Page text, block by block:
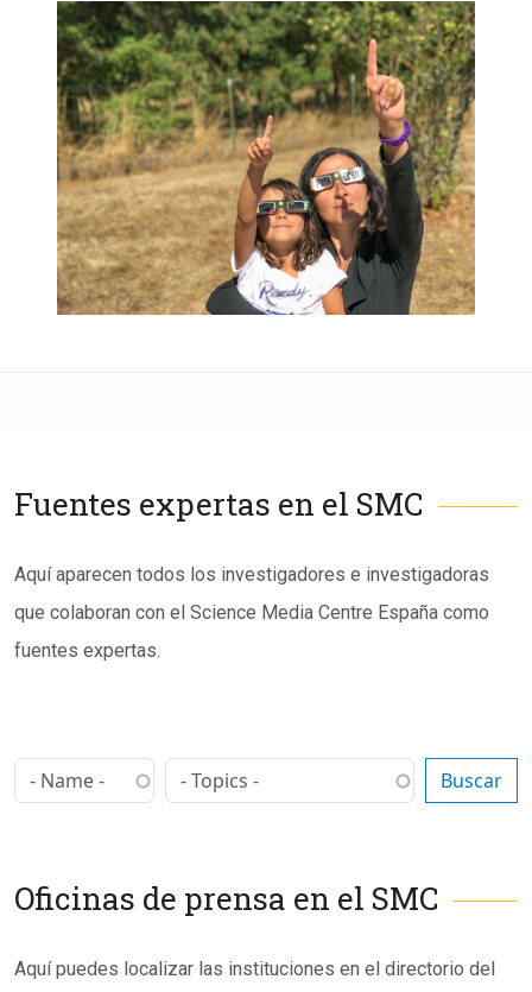
Fuentes expertas en el SMC
Subtítulo
Aquí aparecen todos los investigadores e investigadoras
que colaboran con el Science Media Centre España como
fuentes expertas.
Oficinas de prensa en el SMC
Subtítulo
Aquí puedes localizar las instituciones en el directorio del